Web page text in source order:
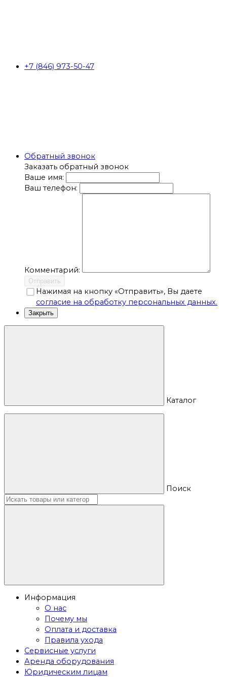
+7 (846) 973-50-47
Обратный звонок
Заказать обратный звонок
Ваше имя:
Ваш телефон:
Комментарий:
Отправить
Нажимая на кнопку «Отправить», Вы даете
согласие на обработку персональных данных.
Закрыть
Каталог
Поиск
Информация
О нас
Почему мы
Оплата и доставка
Правила ухода
Сервисные услуги
Аренда оборудования
Юридическим лицам